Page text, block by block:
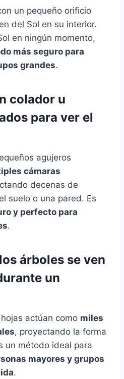
un pequeño orificio
del Sol en su interior.
en ningún momento,
más seguro para
grandes.
colador u
para ver el
agujeros
cámaras
decenas de
suelo o una pared. Es
y perfecto para
.
árboles se ven
un
actúan como miles
, proyectando la forma
un método ideal para
mayores y grupos
.